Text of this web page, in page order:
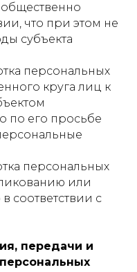
что при этом не
субъекта
персональных
круга лиц к
по его просьбе
персональных
или
соответствии с
передачи и